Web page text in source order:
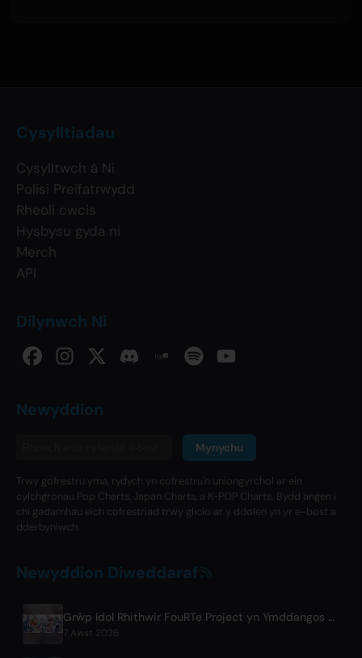
Cysylltiadau
Cysylltwch â Ni
Polisi Preifatrwydd
Rheoli cwcis
Hysbysu gyda ni
Merch
API
Dilynwch Ni
Newyddion
Mynychu
Trwy gofrestru yma, rydych yn cofrestru'n uniongyrchol ar ein
cylchgronau Pop Charts, Japan Charts, a K-POP Charts. Bydd angen i
chi gadarnhau eich cofrestriad trwy glicio ar y ddolen yn yr e-bost a
dderbyniwch.
Newyddion Diweddaraf
Grŵp Idol Rhithwir FouRTe Project yn Ymddangos gyda'r Albwm 'ALL IN' a Gynhyrchwyd gan ☆Taku Takahashi o m-flo
7 Awst 2026